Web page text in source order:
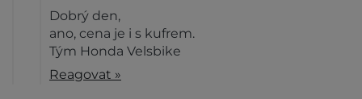
Dobrý den,
ano, cena je i s kufrem.
Tým Honda Velsbike
Reagovat »